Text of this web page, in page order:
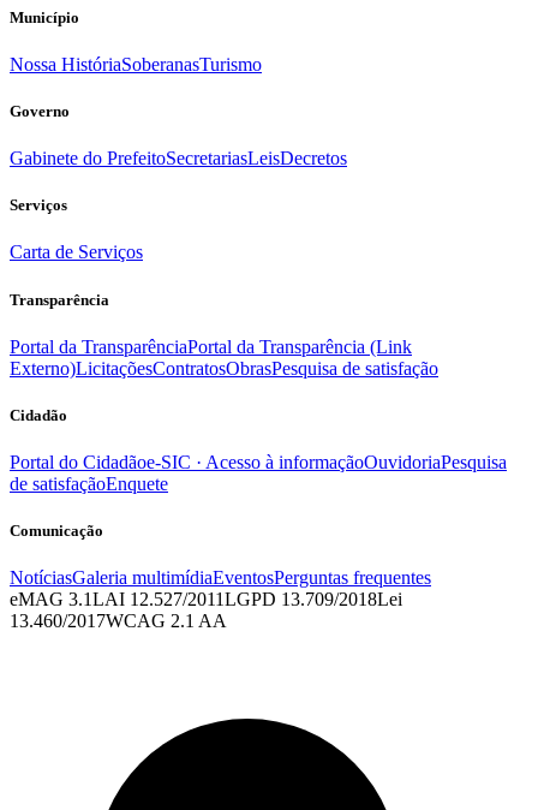
Município
Nossa HistóriaSoberanasTurismo
Governo
Gabinete do PrefeitoSecretariasLeisDecretos
Serviços
Carta de Serviços
Transparência
Portal da TransparênciaPortal da Transparência (Link
Externo)LicitaçõesContratosObrasPesquisa de satisfação
Cidadão
Portal do Cidadãoe-SIC · Acesso à informaçãoOuvidoriaPesquisa
de satisfaçãoEnquete
Comunicação
NotíciasGaleria multimídiaEventosPerguntas frequentes
eMAG 3.1LAI 12.527/2011LGPD 13.709/2018Lei
13.460/2017WCAG 2.1 AA